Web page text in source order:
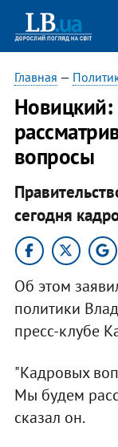
Главная —
Новицкий:
вопросы
сегодня
Об этом
политики
пресс-клубе
"Кадровых
Мы будем
сказал он.